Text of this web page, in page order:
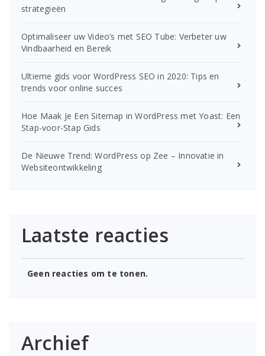
strategieën
Optimaliseer uw Video’s met SEO Tube: Verbeter uw
Vindbaarheid en Bereik
Ultieme gids voor WordPress SEO in 2020: Tips en
trends voor online succes
Hoe Maak Je Een Sitemap in WordPress met Yoast: Een
Stap-voor-Stap Gids
De Nieuwe Trend: WordPress op Zee – Innovatie in
Websiteontwikkeling
Laatste reacties
Geen reacties om te tonen.
Archief